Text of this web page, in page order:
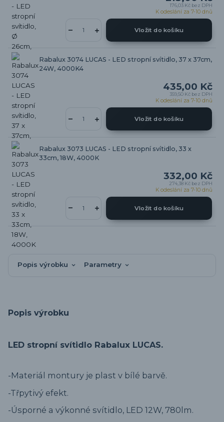
176,03 Kč bez DPH
K odeslání za 7-10 dnů
Vložit do košíku
Rabalux 3074 LUCAS - LED stropní svítidlo, 37 x 37cm,
24W, 4000K4
435,00 Kč
359,50 Kč bez DPH
K odeslání za 7-10 dnů
Vložit do košíku
Rabalux 3073 LUCAS - LED stropní svítidlo, 33 x
33cm, 18W, 4000K
332,00 Kč
274,38 Kč bez DPH
K odeslání za 7-10 dnů
Vložit do košíku
Popis výrobku Parametry
Popis výrobku
LED stropní svítidlo Rabalux LUCAS.
-Materiál montury je plast v bílé barvě.
-Třpytivý efekt.
-Úsporné a výkonné svítidlo, LED 12W, 780lm.